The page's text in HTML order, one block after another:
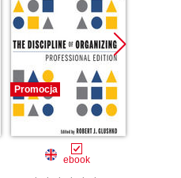
Promocja
ebook